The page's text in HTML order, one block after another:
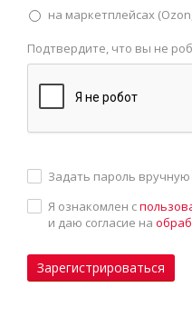
на маркетплейсах
Подтвердите, что вы не
Задать пароль вручную
Я ознакомлен с
и даю согласие на
Зарегистрироваться